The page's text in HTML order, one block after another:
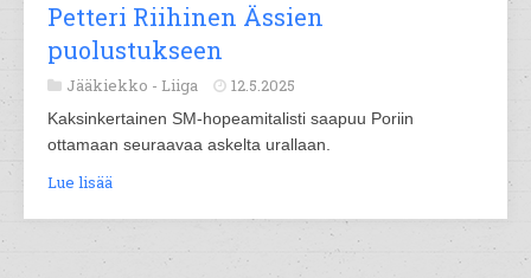
Petteri Riihinen Ässien
puolustukseen
Jääkiekko - Liiga 12.5.2025
Kaksinkertainen SM-hopeamitalisti saapuu Poriin
ottamaan seuraavaa askelta urallaan.
Lue lisää